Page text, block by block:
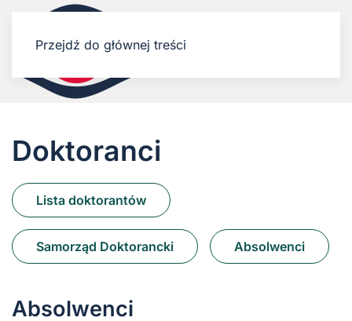
Przejdź do głównej treści
Doktoranci
Lista doktorantów
Samorząd Doktorancki Absolwenci
Absolwenci